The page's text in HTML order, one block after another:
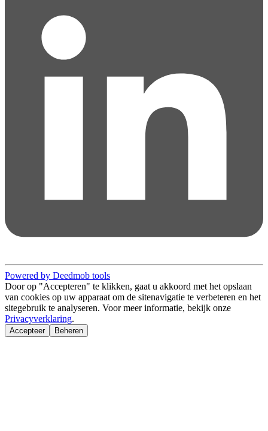
Powered by Deedmob tools
Door op "Accepteren" te klikken, gaat u akkoord met het opslaan
van cookies op uw apparaat om de sitenavigatie te verbeteren en het
sitegebruik te analyseren. Voor meer informatie, bekijk onze
Privacyverklaring.
Accepteer Beheren